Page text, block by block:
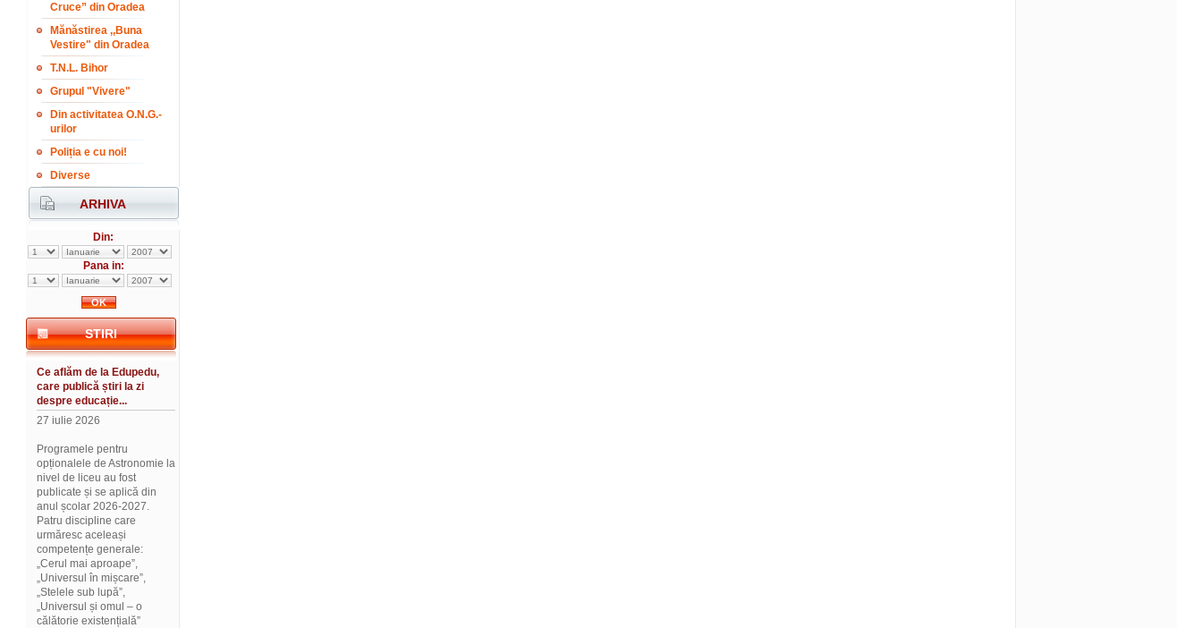
Cruce” din Oradea
Mănăstirea ,,Buna
Vestire" din Oradea
T.N.L. Bihor
Grupul "Vivere"
Din activitatea O.N.G.-
urilor
Poliția e cu noi!
Diverse
ARHIVA
Din:
Pana in:
STIRI
Ce aflăm de la Edupedu,
care publică știri la zi
despre educație...
27 iulie 2026
Programele pentru
opționalele de Astronomie la
nivel de liceu au fost
publicate și se aplică din
anul școlar 2026-2027.
Patru discipline care
urmăresc aceleași
competențe generale:
„Cerul mai aproape”,
„Universul în mișcare”,
„Stelele sub lupă”,
„Universul și omul – o
călătorie existențială”